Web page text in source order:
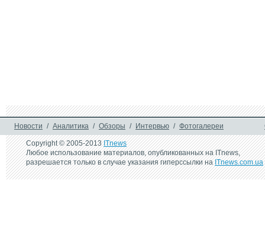
Новости / Аналитика / Обзоры / Интервью / Фотогалереи
Copyright © 2005-2013ITnews
Любое использование материалов, опубликованных на ITnews,
разрешается только в случае указания гиперссылки наITnews.com.ua